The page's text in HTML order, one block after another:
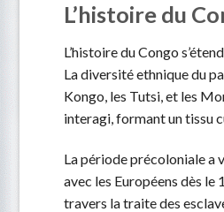
L’histoire du
L’histoire du Congo
La diversité ethnique du
Kongo, les Tutsi, et les
interagi, formant un tissu
La période précoloniale a
avec les Européens dès
travers la traite des